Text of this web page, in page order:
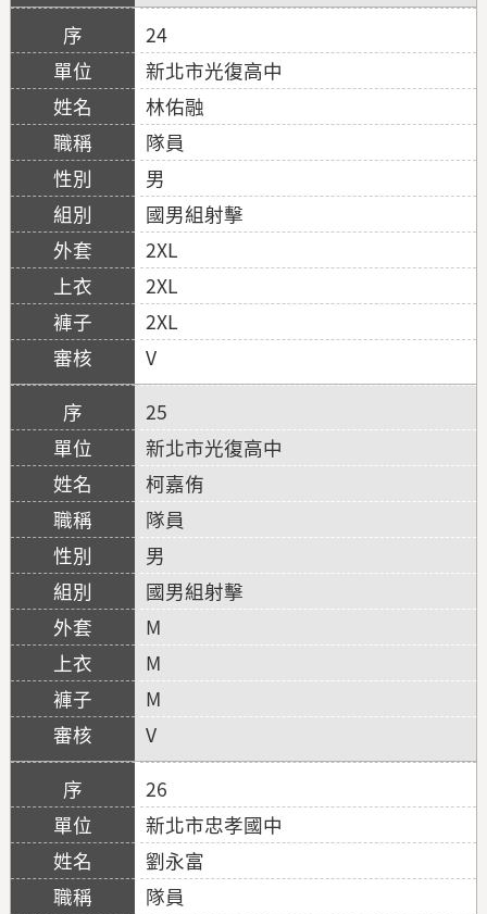
24
新北市光復高中
林佑融
隊員
男
國男組射擊
2XL
2XL
2XL
V
25
新北市光復高中
柯嘉侑
隊員
男
國男組射擊
M
M
M
V
26
新北市忠孝國中
劉永富
隊員